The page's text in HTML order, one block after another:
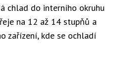
chlad do interního okruhu
na 12 až 14 stupňů a
zařízení, kde se ochladí